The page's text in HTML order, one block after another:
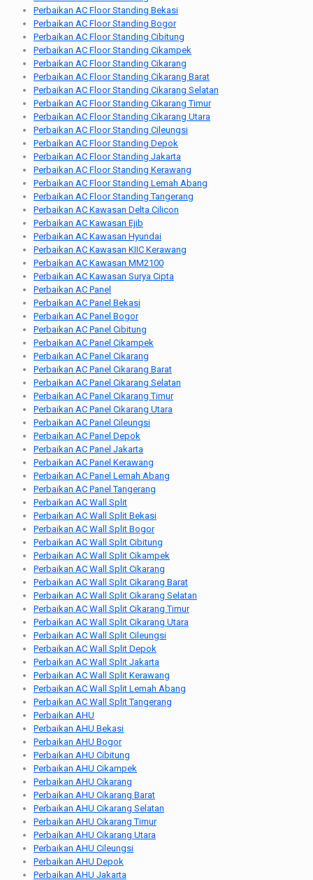
Perbaikan AC Floor Standing Bekasi
Perbaikan AC Floor Standing Bogor
Perbaikan AC Floor Standing Cibitung
Perbaikan AC Floor Standing Cikampek
Perbaikan AC Floor Standing Cikarang
Perbaikan AC Floor Standing Cikarang Barat
Perbaikan AC Floor Standing Cikarang Selatan
Perbaikan AC Floor Standing Cikarang Timur
Perbaikan AC Floor Standing Cikarang Utara
Perbaikan AC Floor Standing Cileungsi
Perbaikan AC Floor Standing Depok
Perbaikan AC Floor Standing Jakarta
Perbaikan AC Floor Standing Kerawang
Perbaikan AC Floor Standing Lemah Abang
Perbaikan AC Floor Standing Tangerang
Perbaikan AC Kawasan Delta Cilicon
Perbaikan AC Kawasan Ejib
Perbaikan AC Kawasan Hyundai
Perbaikan AC Kawasan KIIC Kerawang
Perbaikan AC Kawasan MM2100
Perbaikan AC Kawasan Surya Cipta
Perbaikan AC Panel
Perbaikan AC Panel Bekasi
Perbaikan AC Panel Bogor
Perbaikan AC Panel Cibitung
Perbaikan AC Panel Cikampek
Perbaikan AC Panel Cikarang
Perbaikan AC Panel Cikarang Barat
Perbaikan AC Panel Cikarang Selatan
Perbaikan AC Panel Cikarang Timur
Perbaikan AC Panel Cikarang Utara
Perbaikan AC Panel Cileungsi
Perbaikan AC Panel Depok
Perbaikan AC Panel Jakarta
Perbaikan AC Panel Kerawang
Perbaikan AC Panel Lemah Abang
Perbaikan AC Panel Tangerang
Perbaikan AC Wall Split
Perbaikan AC Wall Split Bekasi
Perbaikan AC Wall Split Bogor
Perbaikan AC Wall Split Cibitung
Perbaikan AC Wall Split Cikampek
Perbaikan AC Wall Split Cikarang
Perbaikan AC Wall Split Cikarang Barat
Perbaikan AC Wall Split Cikarang Selatan
Perbaikan AC Wall Split Cikarang Timur
Perbaikan AC Wall Split Cikarang Utara
Perbaikan AC Wall Split Cileungsi
Perbaikan AC Wall Split Depok
Perbaikan AC Wall Split Jakarta
Perbaikan AC Wall Split Kerawang
Perbaikan AC Wall Split Lemah Abang
Perbaikan AC Wall Split Tangerang
Perbaikan AHU
Perbaikan AHU Bekasi
Perbaikan AHU Bogor
Perbaikan AHU Cibitung
Perbaikan AHU Cikampek
Perbaikan AHU Cikarang
Perbaikan AHU Cikarang Barat
Perbaikan AHU Cikarang Selatan
Perbaikan AHU Cikarang Timur
Perbaikan AHU Cikarang Utara
Perbaikan AHU Cileungsi
Perbaikan AHU Depok
Perbaikan AHU Jakarta